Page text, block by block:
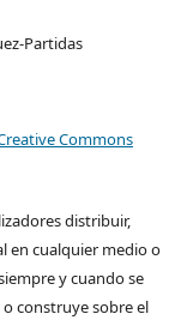
Partidas
Commons
distribuir,
en cualquier medio o
y cuando se
o construye sobre el